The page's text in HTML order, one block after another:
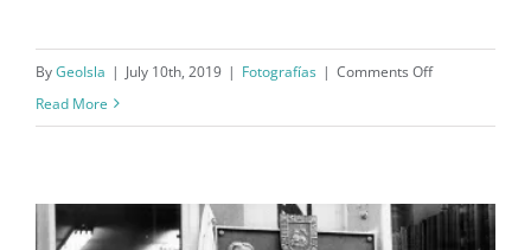
ByGeoIsla | July 10th, 2019 | Fotografías | Comments Offon
Tugwell
Read More